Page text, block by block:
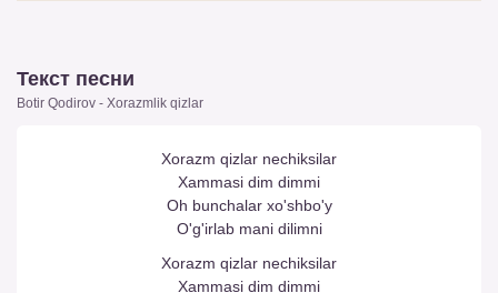
Текст песни
Botir Qodirov - Xorazmlik qizlar
Xorazm qizlar nechiksilar
Xammasi dim dimmi
Oh bunchalar xo'shbo'y
O'g'irlab mani dilimni
Xorazm qizlar nechiksilar
Xammasi dim dimmi